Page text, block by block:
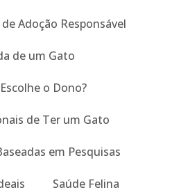
Adoção Responsável
de um Gato
o Dono?
de Ter um Gato
em Pesquisas
Saúde Felina